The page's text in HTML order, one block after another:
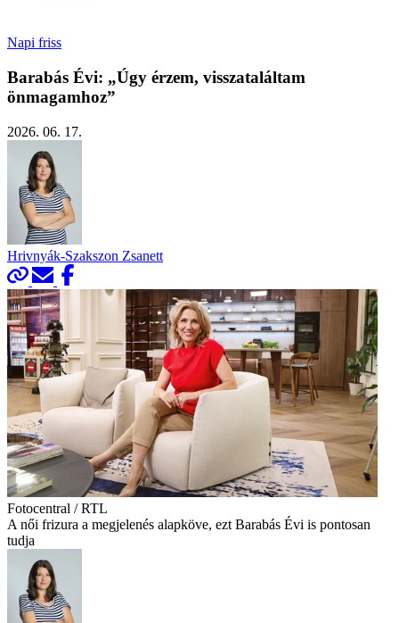
Napi friss
Barabás Évi: „Úgy érzem, visszataláltam
önmagamhoz”
2026. 06. 17.
Hrivnyák-Szakszon Zsanett
Fotocentral / RTL
A női frizura a megjelenés alapköve, ezt Barabás Évi is pontosan
tudja